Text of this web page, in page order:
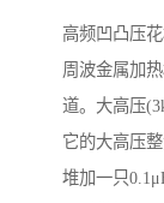
高频凹凸压
周波金属加
道。大高压
它的大高压
堆加一只